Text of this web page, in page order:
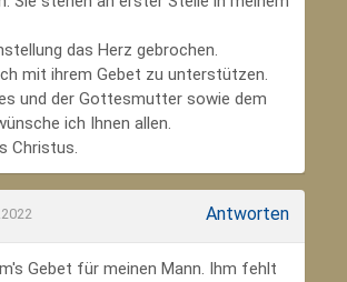
das Herz gebrochen.
mit ihrem Gebet zu unterstützen.
und der Gottesmutter sowie dem
ich Ihnen allen.
Christus.
Antworten
Gebet für meinen Mann. Ihm fehlt